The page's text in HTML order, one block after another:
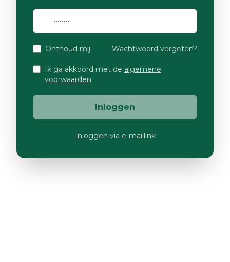
Onthoud mij Wachtwoord vergeten?
Ik ga akkoord met de algemene
voorwaarden
Inloggen
Inloggen via e-maillink